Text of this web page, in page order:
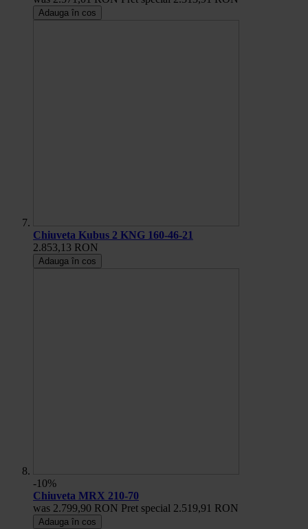
Adauga în cos
Chiuveta Kubus 2 KNG 160-46-21
2.853,13 RON
Adauga în cos
-10%
Chiuveta MRX 210-70
was 2.799,90 RON Pret special 2.519,91 RON
Adauga în cos